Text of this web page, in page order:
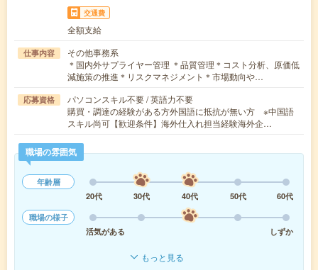
交通費
全額支給
仕事内容
その他事務系
＊国内外サプライヤー管理 ＊品質管理＊コスト分析、原価低
減施策の推進＊リスクマネジメント＊市場動向や…
応募資格
パソコンスキル不要 / 英語力不要
購買・調達の経験がある方外国語に抵抗が無い方 ※中国語
スキル尚可【歓迎条件】海外仕入れ担当経験海外企…
職場の雰囲気
年齢層
20代
30代 40代 50代
60代
職場の様子
活気がある
しずか
もっと見る